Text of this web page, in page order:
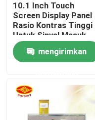
Rumah
Produk
Tentang kita
10.1 Inch Touch
Screen Display Panel
Rasio Kontras Tinggi
Untuk Sinyal Masuk
USB
mengirimkan